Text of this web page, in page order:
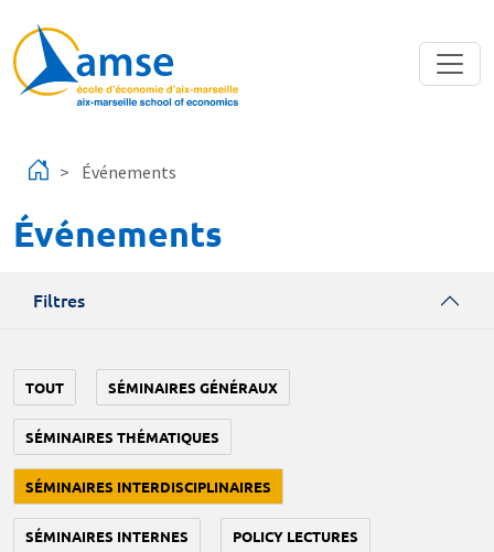
Événements
Événements
Filtres
TOUT SÉMINAIRES GÉNÉRAUX
SÉMINAIRES THÉMATIQUES
SÉMINAIRES INTERDISCIPLINAIRES
SÉMINAIRES INTERNES POLICY LECTURES